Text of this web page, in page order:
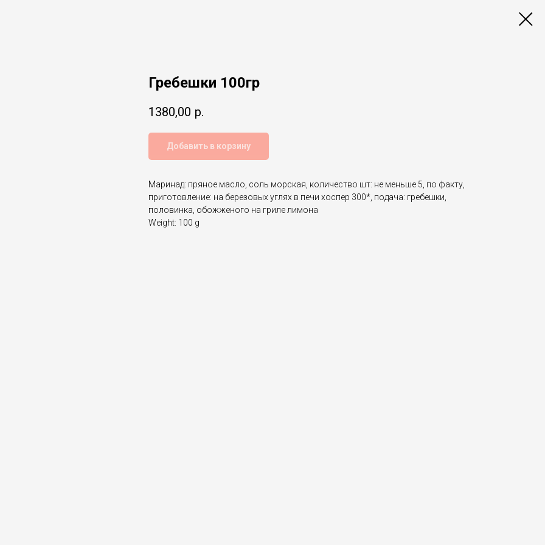
Гребешки 100гр
1380,00 р.
Добавить в корзину
Маринад: пряное масло, соль морская, количество шт: не меньше 5, по факту,
приготовление: на березовых углях в печи хоспер 300*, подача: гребешки,
половинка, обожженого на гриле лимона
Weight: 100 g